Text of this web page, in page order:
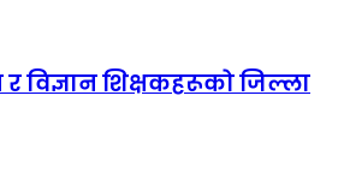
विज्ञान शिक्षकहरूको जिल्ला